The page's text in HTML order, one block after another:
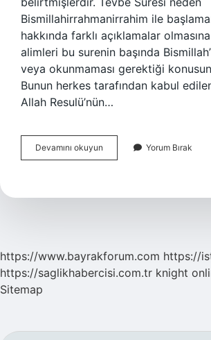
Bismillahirrahmanirrahim ile
hakkında farklı açıklamalar
alimleri bu surenin başında
veya okunmaması gerektiği
Bunun herkes tarafından kabul
Allah Resulü’nün…
Devamını okuyun
Suresinin
Nedir
Yorum Bırak
https://www.bayrakforum.com https://
https://saglikhabercisi.com.tr knight
Sitemap